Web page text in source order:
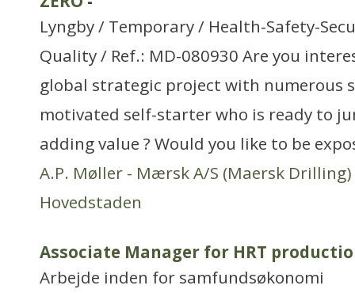
Lyngby / Temporary / Health-Safety-
Quality / Ref.: MD-080930 Are you
global strategic project with numerous
motivated self-starter who is ready to
adding value ? Would you like to be
A.P. Møller - Mærsk A/S (Maersk Drilling)
Hovedstaden
Associate Manager for HRT
Arbejde inden for samfundsøkonomi